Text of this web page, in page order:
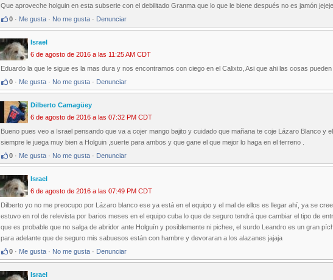
Que aproveche holguin en esta subserie con el debilitado Granma que lo que le biene después no es jamón jejeje
0 · Me gusta · No me gusta · Denunciar
Israel
6 de agosto de 2016 a las 11:25 AM CDT
Eduardo la que le sigue es la mas dura y nos encontramos con ciego en el Calixto, Asi que ahi las cosas
0 · Me gusta · No me gusta · Denunciar
Dilberto Camagüey
6 de agosto de 2016 a las 07:32 PM CDT
Bueno pues veo a Israel pensando que va a cojer mango bajito y cuidado que mañana te coje Lázaro Blanco y
siempre le juega muy bien a Holguin ,suerte para ambos y que gane el que mejor lo haga en el terreno .
0 · Me gusta · No me gusta · Denunciar
Israel
6 de agosto de 2016 a las 07:49 PM CDT
Dilberto yo no me preocupo por Lázaro blanco ese ya está en el equipo y el mal de ellos es llegar ahí, ya se
estuvo en rol de relevista por barios meses en el equipo cuba lo que de seguro tendrá que cambiar el tipo de
que es probable que no salga de abridor ante Holguín y posiblemente ni pichee, el surdo Leandro es un gran
para adelante que de seguro mis sabuesos están con hambre y devoraran a los alazanes jajaja
0 · Me gusta · No me gusta · Denunciar
Israel